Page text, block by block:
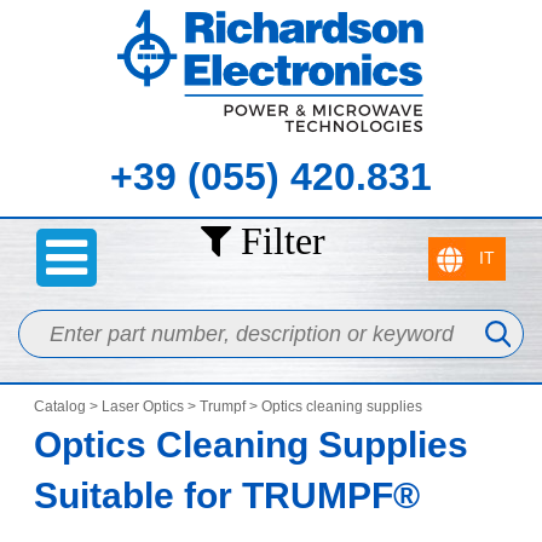
+39 (055) 420.831
Filter
Catalog > Laser Optics > Trumpf> Optics cleaning supplies
Optics Cleaning Supplies
Suitable for TRUMPF®